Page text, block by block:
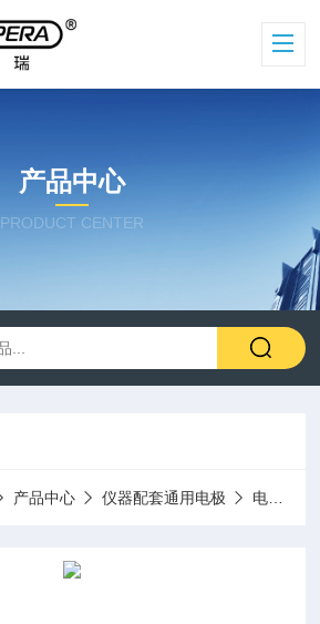
产品中心
PRODUCT CENTER
产品中心 仪器配套通用电极 电导率电极